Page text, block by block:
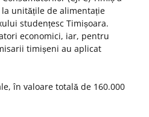
unitățile de alimentație
studențesc Timișoara.
economici, iar, pentru
timișeni au aplicat
în valoare totală de 160.000